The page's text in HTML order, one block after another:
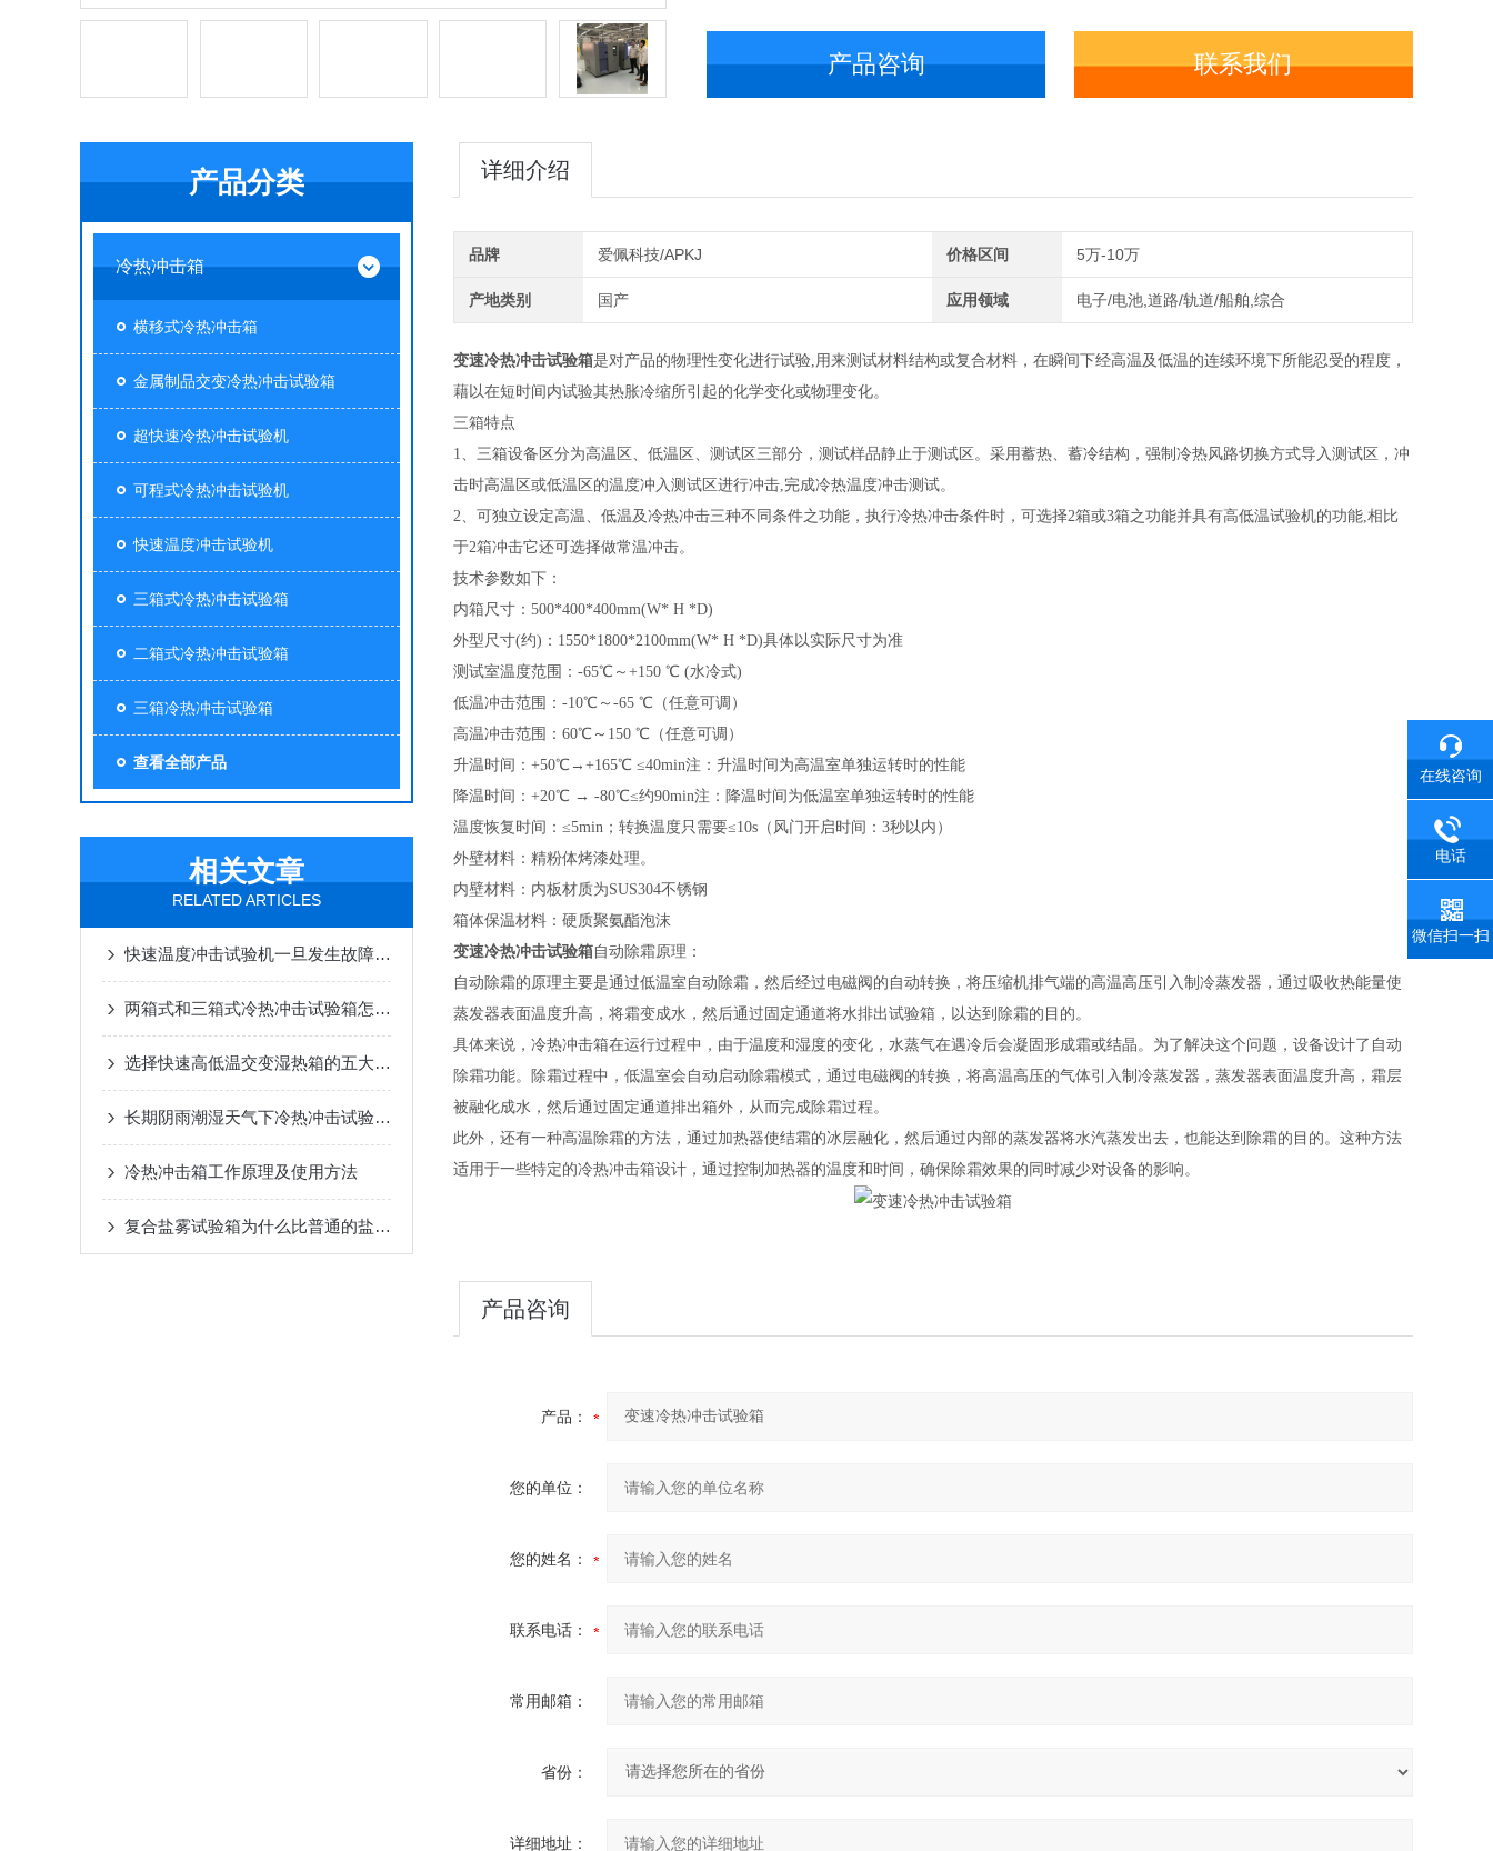
产品咨询 联系我们
产品分类
冷热冲击箱
横移式冷热冲击箱
金属制品交变冷热冲击试验箱
超快速冷热冲击试验机
可程式冷热冲击试验机
快速温度冲击试验机
三箱式冷热冲击试验箱
二箱式冷热冲击试验箱
三箱冷热冲击试验箱
查看全部产品
相关文章
RELATED ARTICLES
快速温度冲击试验机一旦发生故障应全面检查分析
两箱式和三箱式冷热冲击试验箱怎么选择
选择快速高低温交变湿热箱的五大要点
长期阴雨潮湿天气下冷热冲击试验箱的保养
冷热冲击箱工作原理及使用方法
复合盐雾试验箱为什么比普通的盐雾试验箱的成本更高？
详细介绍
品牌 爱佩科技/APKJ 价格区间 5万-10万
产地类别 国产 应用领域 电子/电池,道路/轨道/船舶,综合
变速冷热冲击试验箱是对产品的物理性变化进行试验,用来测试材料结构或复合材料，在瞬间下经高温及低温的连续环境下所能忍受的程度，
藉以在短时间内试验其热胀冷缩所引起的化学变化或物理变化。
三箱特点
1、三箱设备区分为高温区、低温区、测试区三部分，测试样品静止于测试区。采用蓄热、蓄冷结构，强制冷热风路切换方式导入测试区，冲
击时高温区或低温区的温度冲入测试区进行冲击,完成冷热温度冲击测试。
2、可独立设定高温、低温及冷热冲击三种不同条件之功能，执行冷热冲击条件时，可选择2箱或3箱之功能并具有高低温试验机的功能,相比
于2箱冲击它还可选择做常温冲击。
技术参数如下：
内箱尺寸：500*400*400mm(W* H *D)
外型尺寸(约)：1550*1800*2100mm(W* H *D)具体以实际尺寸为准
测试室温度范围：-65℃～+150 ℃ (水冷式)
低温冲击范围：-10℃～-65 ℃（任意可调）
高温冲击范围：60℃～150 ℃（任意可调）
升温时间：+50℃→+165℃ ≤40min注：升温时间为高温室单独运转时的性能
降温时间：+20℃ → -80℃≤约90min注：降温时间为低温室单独运转时的性能
温度恢复时间：≤5min；转换温度只需要≤10s（风门开启时间：3秒以内）
外壁材料：精粉体烤漆处理。
内壁材料：内板材质为SUS304不锈钢
箱体保温材料：硬质聚氨酯泡沫
变速冷热冲击试验箱自动除霜原理：
自动除霜的原理主要是通过低温室自动除霜，然后经过电磁阀的自动转换，将压缩机排气端的高温高压引入制冷蒸发器，通过吸收热能量使
蒸发器表面温度升高，将霜变成水，然后通过固定通道将水排出试验箱，以达到除霜的目的。‌
具体来说，冷热冲击箱在运行过程中，由于温度和湿度的变化，水蒸气在遇冷后会凝固形成霜或结晶。为了解决这个问题，设备设计了自动
除霜功能。除霜过程中，低温室会自动启动除霜模式，通过电磁阀的转换，将高温高压的气体引入制冷蒸发器，蒸发器表面温度升高，霜层
被融化成水，然后通过固定通道排出箱外，从而完成除霜过程‌。
此外，还有一种高温除霜的方法，通过加热器使结霜的冰层融化，然后通过内部的蒸发器将水汽蒸发出去，也能达到除霜的目的。这种方法
适用于一些特定的冷热冲击箱设计，通过控制加热器的温度和时间，确保除霜效果的同时减少对设备的影响‌。
产品咨询
产品：
您的单位：
您的姓名：
联系电话：
常用邮箱：
省份：
详细地址：
在线咨询
电话
微信扫一扫